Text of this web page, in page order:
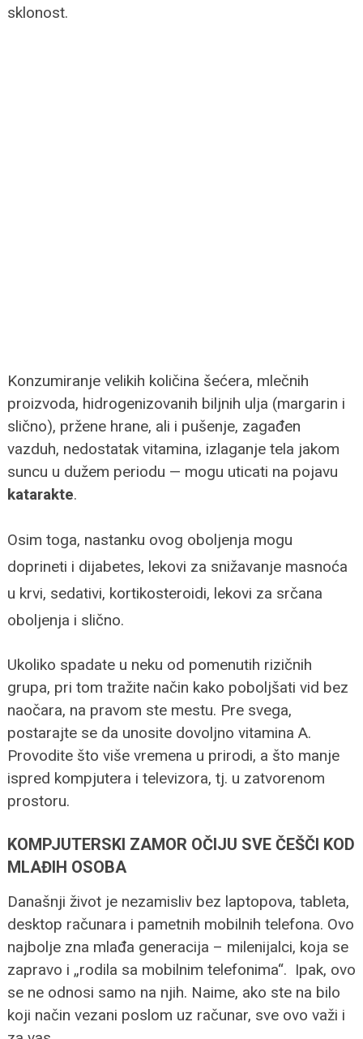
sklonost.
Konzumiranje velikih količina šećera, mlečnih
proizvoda, hidrogenizovanih biljnih ulja (margarin i
slično), pržene hrane, ali i pušenje, zagađen
vazduh, nedostatak vitamina, izlaganje tela jakom
suncu u dužem periodu — mogu uticati na pojavu
katarakte.
Osim toga, nastanku ovog oboljenja mogu
doprineti i dijabetes, lekovi za snižavanje masnoća
u krvi, sedativi, kortikosteroidi, lekovi za srčana
oboljenja i slično.
Ukoliko spadate u neku od pomenutih rizičnih
grupa, pri tom tražite način kako poboljšati vid bez
naočara, na pravom ste mestu. Pre svega,
postarajte se da unosite dovoljno vitamina A.
Provodite što više vremena u prirodi, a što manje
ispred kompjutera i televizora, tj. u zatvorenom
prostoru.
KOMPJUTERSKI ZAMOR OČIJU SVE ČEŠČI KOD
MLAĐIH OSOBA
Današnji život je nezamisliv bez laptopova, tableta,
desktop računara i pametnih mobilnih telefona. Ovo
najbolje zna mlađa generacija – milenijalci, koja se
zapravo i „rodila sa mobilnim telefonima“. Ipak, ovo
se ne odnosi samo na njih. Naime, ako ste na bilo
koji način vezani poslom uz računar, sve ovo važi i